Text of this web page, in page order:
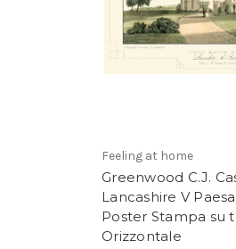
Feeling at home
Greenwood C.J.
Lancashire V
Poster Stampa su
Orizzontale